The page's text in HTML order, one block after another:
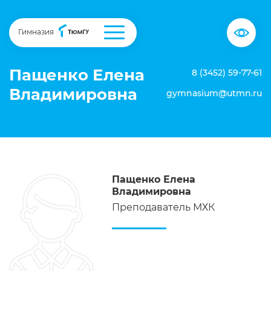
Гимназия
Пащенко Елена
Владимировна
8 (3452) 59-77-61
gymnasium@utmn.ru
Пащенко Елена
Владимировна
Преподаватель МХК